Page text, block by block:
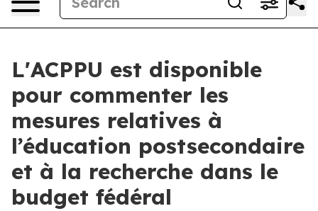
L'ACPPU est disponible
pour commenter les
mesures relatives à
l’éducation postsecondaire
et à la recherche dans le
budget fédéral